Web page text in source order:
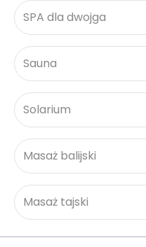
SPA dla dwojga
Sauna
Solarium
Masaż balijski
Masaż tajski